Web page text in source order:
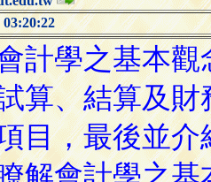
03:20:22